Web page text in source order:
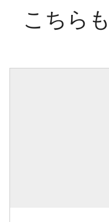
こちら